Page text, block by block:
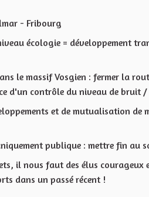
- Fribourg
écologie = développement
le massif Vosgien : fermer la
d'un contrôle du niveau de bruit
et de mutualisation de
publique : mettre fin au
il nous faut des élus
dans un passé récent !